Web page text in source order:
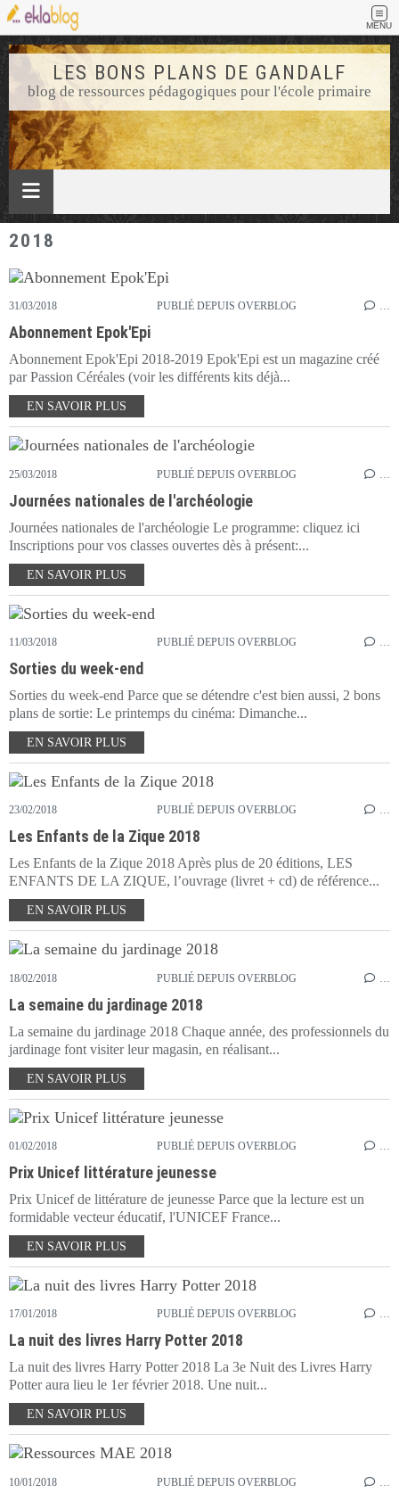
MENU
LES BONS PLANS DE GANDALF
blog de ressources pédagogiques pour l'école primaire
2018
31/03/2018 PUBLIÉ DEPUIS OVERBLOG …
Abonnement Epok'Epi
Abonnement Epok'Epi 2018-2019 Epok'Epi est un magazine créé
par Passion Céréales (voir les différents kits déjà...
EN SAVOIR PLUS
25/03/2018 PUBLIÉ DEPUIS OVERBLOG
Journées nationales de l'archéologie
Journées nationales de l'archéologie Le programme: cliquez ici
Inscriptions pour vos classes ouvertes dès à présent:...
EN SAVOIR PLUS
11/03/2018 PUBLIÉ DEPUIS OVERBLOG …
Sorties du week-end
Sorties du week-end Parce que se détendre c'est bien aussi, 2 bons
plans de sortie: Le printemps du cinéma: Dimanche...
EN SAVOIR PLUS
23/02/2018 PUBLIÉ DEPUIS OVERBLOG …
Les Enfants de la Zique 2018
Les Enfants de la Zique 2018 Après plus de 20 éditions, LES
ENFANTS DE LA ZIQUE, l’ouvrage (livret + cd) de référence...
EN SAVOIR PLUS
18/02/2018 PUBLIÉ DEPUIS OVERBLOG
La semaine du jardinage 2018
La semaine du jardinage 2018 Chaque année, des professionnels du
jardinage font visiter leur magasin, en réalisant...
EN SAVOIR PLUS
01/02/2018 PUBLIÉ DEPUIS OVERBLOG …
Prix Unicef littérature jeunesse
Prix Unicef de littérature de jeunesse Parce que la lecture est un
formidable vecteur éducatif, l'UNICEF France...
EN SAVOIR PLUS
17/01/2018 PUBLIÉ DEPUIS OVERBLOG …
La nuit des livres Harry Potter 2018
La nuit des livres Harry Potter 2018 La 3e Nuit des Livres Harry
Potter aura lieu le 1er février 2018. Une nuit...
EN SAVOIR PLUS
10/01/2018 PUBLIÉ DEPUIS OVERBLOG